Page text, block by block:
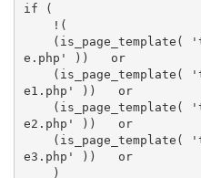
if (
e.php' ))   or
e1.php' ))   or
e2.php' ))   or
e3.php' ))   or